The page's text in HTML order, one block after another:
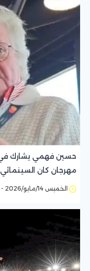
مهرجان كان السينمائي
الخميس 14/مايو/2026 - 03:11 م